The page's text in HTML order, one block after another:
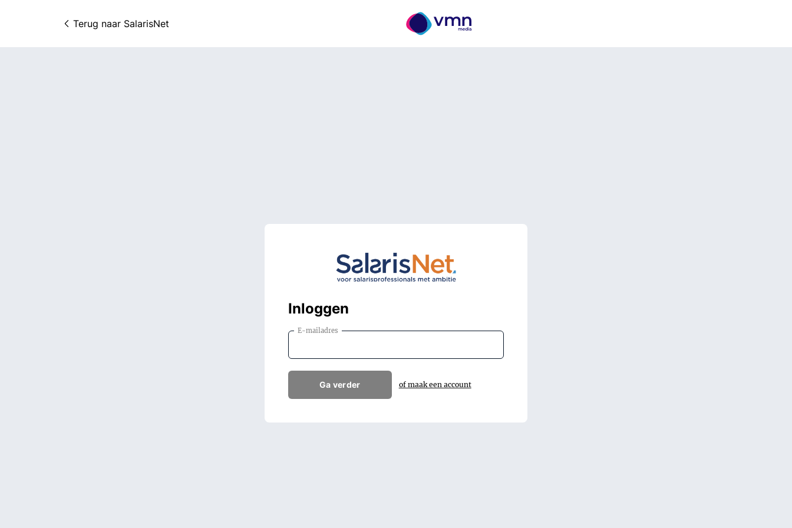
Terug naar SalarisNet
Inloggen
E-mailadres
Ga verder of maak een account